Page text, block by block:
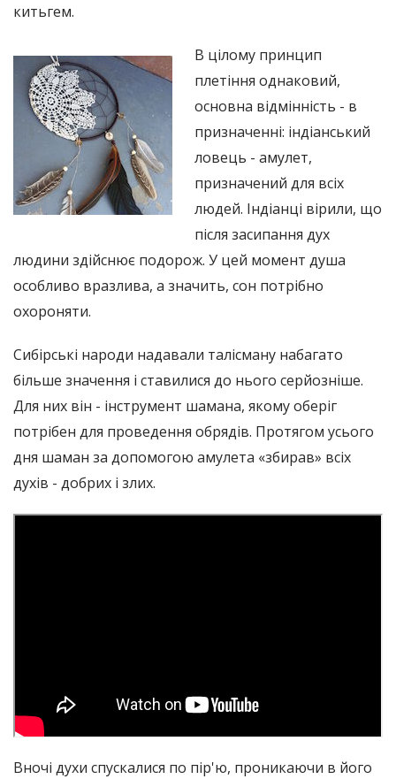
китьгем.
В цілому принцип
плетіння однаковий,
основна відмінність - в
призначенні: індіанський
ловець - амулет,
призначений для всіх
людей. Індіанці вірили, що
після засипання дух
людини здійснює подорож. У цей момент душа
особливо вразлива, а значить, сон потрібно
охороняти.
Сибірські народи надавали талісману набагато
більше значення і ставилися до нього серйозніше.
Для них він - інструмент шамана, якому оберіг
потрібен для проведення обрядів. Протягом усього
дня шаман за допомогою амулета «збирав» всіх
духів - добрих і злих.
Вночі духи спускалися по пір'ю, проникаючи в його